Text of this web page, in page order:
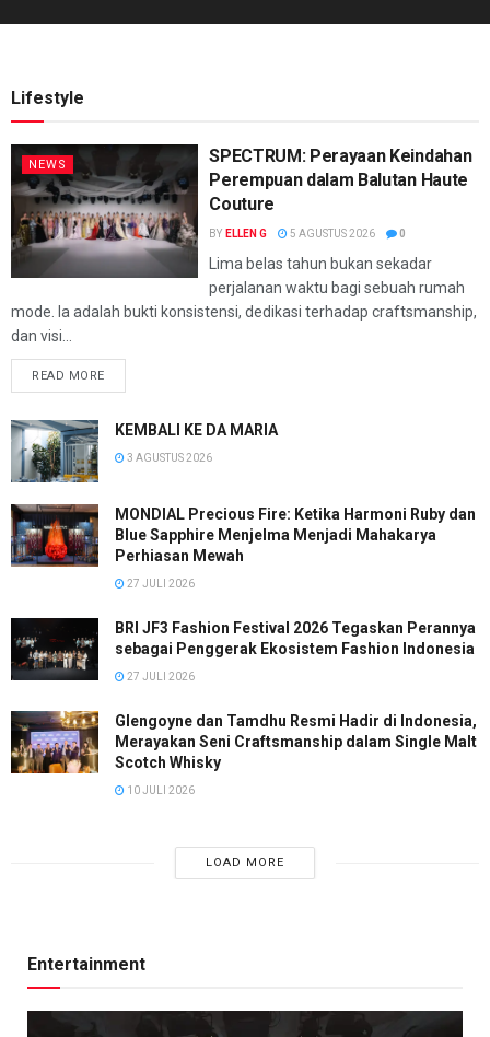
Lifestyle
NEWS
SPECTRUM: Perayaan Keindahan
Perempuan dalam Balutan Haute
Couture
BY ELLEN G 5 AGUSTUS 2026 0
Lima belas tahun bukan sekadar
perjalanan waktu bagi sebuah rumah
mode. Ia adalah bukti konsistensi, dedikasi terhadap craftsmanship,
dan visi...
READ MORE
KEMBALI KE DA MARIA
3 AGUSTUS 2026
MONDIAL Precious Fire: Ketika Harmoni Ruby dan
Blue Sapphire Menjelma Menjadi Mahakarya
Perhiasan Mewah
27 JULI 2026
BRI JF3 Fashion Festival 2026 Tegaskan Perannya
sebagai Penggerak Ekosistem Fashion Indonesia
27 JULI 2026
Glengoyne dan Tamdhu Resmi Hadir di Indonesia,
Merayakan Seni Craftsmanship dalam Single Malt
Scotch Whisky
10 JULI 2026
LOAD MORE
Entertainment